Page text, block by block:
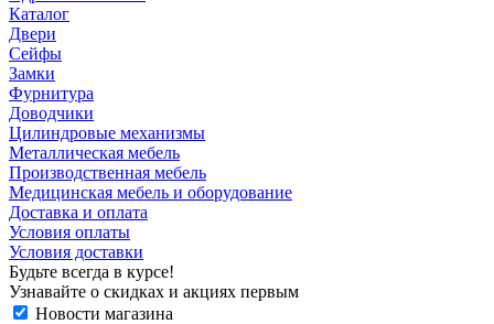
Каталог
Двери
Сейфы
Замки
Фурнитура
Доводчики
Цилиндровые механизмы
Металлическая мебель
Производственная мебель
Медицинская мебель и оборудование
Доставка и оплата
Условия оплаты
Условия доставки
Будьте всегда в курсе!
Узнавайте о скидках и акциях первым
Новости магазина